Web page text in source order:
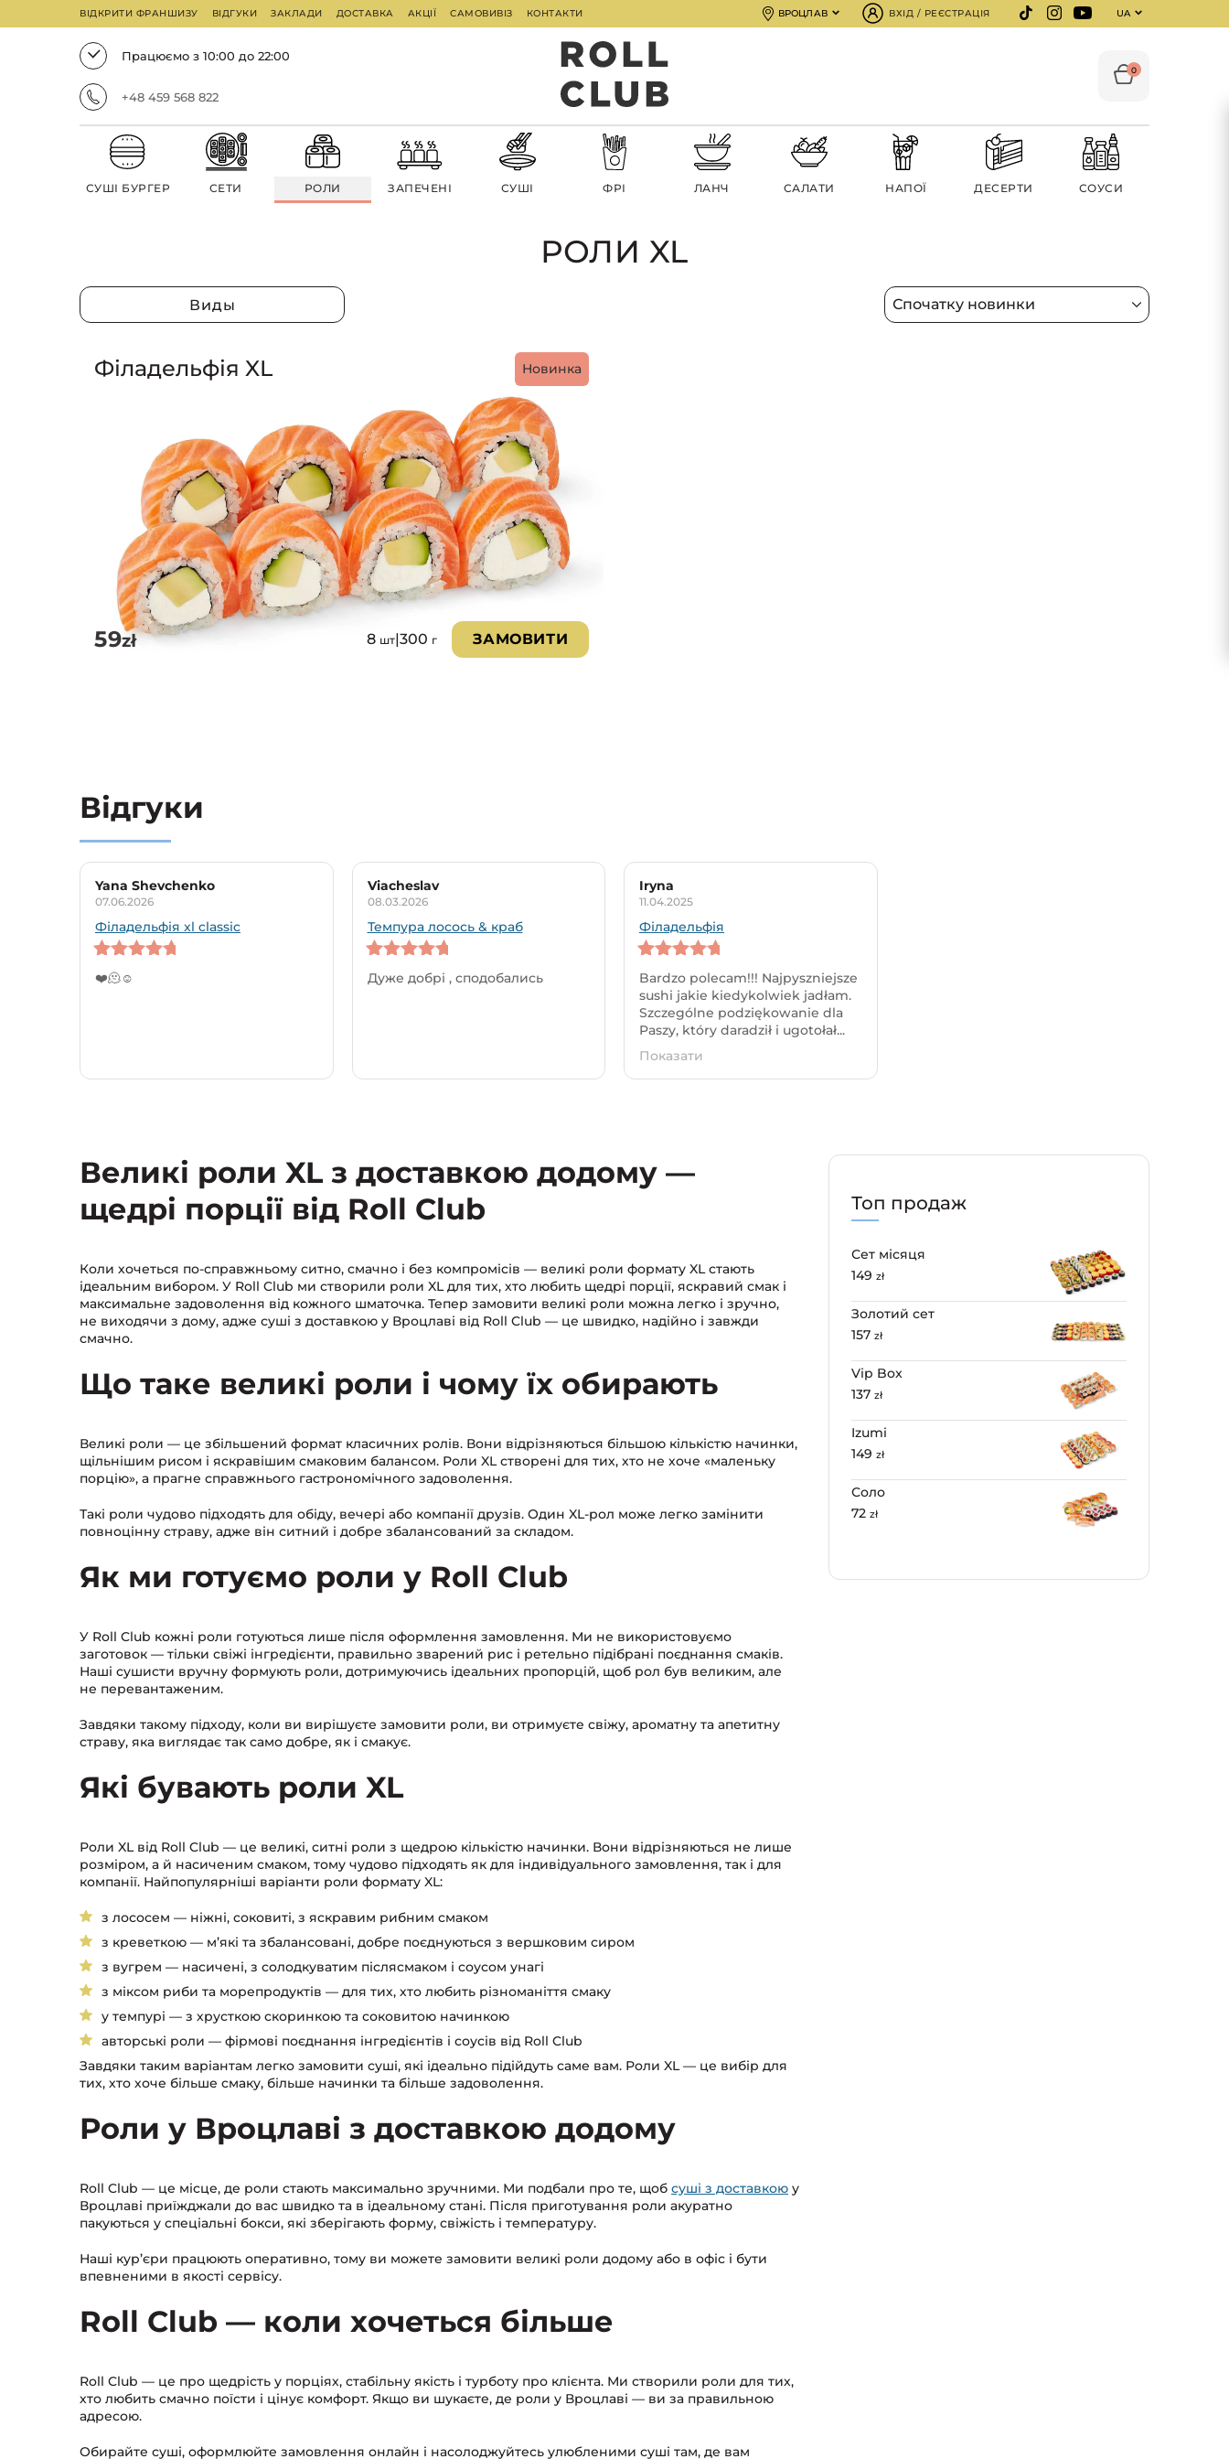
ВІДКРИТИ ФРАНШИЗУ ВІДГУКИ ЗАКЛАДИ ДОСТАВКА АКЦІЇ САМОВИВІЗ КОНТАКТИ ВРОЦЛАВ ВХІД / РЕЄСТРАЦІЯ UA
Працюємо з 10:00 до 22:00
+48 459 568 822
0
СУШІ БУРГЕР СЕТИ РОЛИ ЗАПЕЧЕНІ СУШІ ФРІ ЛАНЧ CАЛАТИ НАПОЇ ДЕСЕРТИ СОУСИ
РОЛИ XL
Виды
Новинка
Філадельфія XL
59zł 8 шт|300 г ЗАМОВИТИ
Відгуки
Yana Shevchenko
07.06.2026
Філадельфія xl classic
5out of 5
❤️🫠☺️
Viacheslav
08.03.2026
Темпура лосось & краб
5out of 5
Дуже добрі , сподобались
Iryna
11.04.2025
Філадельфія
5out of 5
Bardzo polecam!!! Najpyszniejsze
sushi jakie kiedykolwiek jadłam.
Szczególne podziękowanie dla
Paszy, który daradził i ugotołał...
Показати
Великі роли XL з доставкою додому —
щедрі порції від Roll Club
Коли хочеться по-справжньому ситно, смачно і без компромісів — великі роли формату XL стають
ідеальним вибором. У Roll Club ми створили роли XL для тих, хто любить щедрі порції, яскравий смак і
максимальне задоволення від кожного шматочка. Тепер замовити великі роли можна легко і зручно,
не виходячи з дому, адже суші з доставкою у Вроцлаві від Roll Club — це швидко, надійно і завжди
смачно.
Що таке великі роли і чому їх обирають
Великі роли — це збільшений формат класичних ролів. Вони відрізняються більшою кількістю начинки,
щільнішим рисом і яскравішим смаковим балансом. Роли XL створені для тих, хто не хоче «маленьку
порцію», а прагне справжнього гастрономічного задоволення.
Такі роли чудово підходять для обіду, вечері або компанії друзів. Один XL-рол може легко замінити
повноцінну страву, адже він ситний і добре збалансований за складом.
Як ми готуємо роли у Roll Club
У Roll Club кожні роли готуються лише після оформлення замовлення. Ми не використовуємо
заготовок — тільки свіжі інгредієнти, правильно зварений рис і ретельно підібрані поєднання смаків.
Наші сушисти вручну формують роли, дотримуючись ідеальних пропорцій, щоб рол був великим, але
не перевантаженим.
Завдяки такому підходу, коли ви вирішуєте замовити роли, ви отримуєте свіжу, ароматну та апетитну
страву, яка виглядає так само добре, як і смакує.
Які бувають роли XL
Роли XL від Roll Club — це великі, ситні роли з щедрою кількістю начинки. Вони відрізняються не лише
розміром, а й насиченим смаком, тому чудово підходять як для індивідуального замовлення, так і для
компанії. Найпопулярніші варіанти роли формату XL:
з лососем — ніжні, соковиті, з яскравим рибним смаком
з креветкою — м’які та збалансовані, добре поєднуються з вершковим сиром
з вугрем — насичені, з солодкуватим післясмаком і соусом унагі
з міксом риби та морепродуктів — для тих, хто любить різноманіття смаку
у темпурі — з хрусткою скоринкою та соковитою начинкою
авторські роли — фірмові поєднання інгредієнтів і соусів від Roll Club
Завдяки таким варіантам легко замовити суші, які ідеально підійдуть саме вам. Роли XL — це вибір для
тих, хто хоче більше смаку, більше начинки та більше задоволення.
Роли у Вроцлаві з доставкою додому
Roll Club — це місце, де роли стають максимально зручними. Ми подбали про те, щоб суші з доставкою у
Вроцлаві приїжджали до вас швидко та в ідеальному стані. Після приготування роли акуратно
пакуються у спеціальні бокси, які зберігають форму, свіжість і температуру.
Наші кур’єри працюють оперативно, тому ви можете замовити великі роли додому або в офіс і бути
впевненими в якості сервісу.
Roll Club — коли хочеться більше
Roll Club — це про щедрість у порціях, стабільну якість і турботу про клієнта. Ми створили роли для тих,
хто любить смачно поїсти і цінує комфорт. Якщо ви шукаєте, де роли у Вроцлаві — ви за правильною
адресою.
Обирайте суші, оформлюйте замовлення онлайн і насолоджуйтесь улюбленими суші там, де вам
Топ продаж
Сет місяця
149 zł
Золотий сет
157 zł
Vip Box
137 zł
Izumi
149 zł
Соло
72 zł